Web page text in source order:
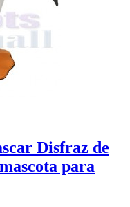
Disfraz de
para